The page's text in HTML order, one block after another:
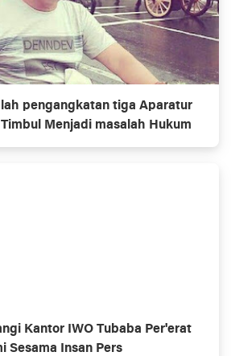
pengangkatan tiga Aparatur
Menjadi masalah Hukum
Kantor IWO Tubaba Per'erat
Sesama Insan Pers